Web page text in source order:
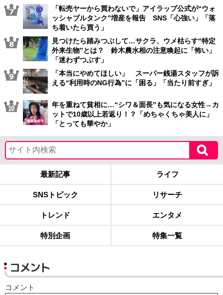
「転売ヤーから買わないで」アイラップ公式が“ウォ
ッシャブルタンク”増産を報告 SNS「心強い」「落
ち着いたら買う」
見つけたら踏みつぶして…サクラ、ウメ枯らす“特定
外来生物”とは？ 鈴木農水相の注意喚起に「怖い」
「迷わずつぶす」
「本当にやめてほしい」 スーパー銭湯スタッフが訴
える“利用時のNG行為”に「困る」「当たり前すぎ」
年を重ねて貧相に…“シワ＆面長”も気になる女性→カ
ットで10歳以上若返り！？「めちゃくちゃ美人に」
「とっても華やか」
最新記事 ライフ
SNSトピック リサーチ
トレンド エンタメ
特別企画 特集一覧
コメント
コメント